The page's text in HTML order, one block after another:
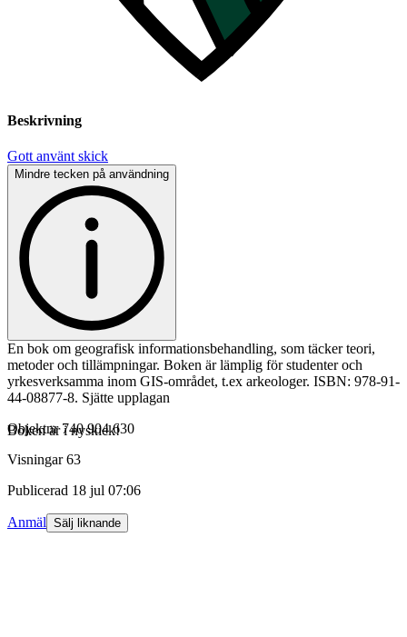
Beskrivning
Gott använt skick
Mindre tecken på användning
En bok om geografisk informationsbehandling, som täcker teori,
metoder och tillämpningar. Boken är lämplig för studenter och
yrkesverksamma inom GIS-området, t.ex arkeologer. ISBN: 978-91-
44-08877-8. Sjätte upplagan
Boken är i nyskick!
Objektnr 740 904 630
Visningar 63
Publicerad 18 jul 07:06
Anmäl Sälj liknande